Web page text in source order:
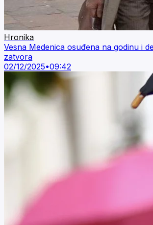
Hronika
Vesna Medenica osuđena na godinu i
zatvora
02/12/2025•09:42